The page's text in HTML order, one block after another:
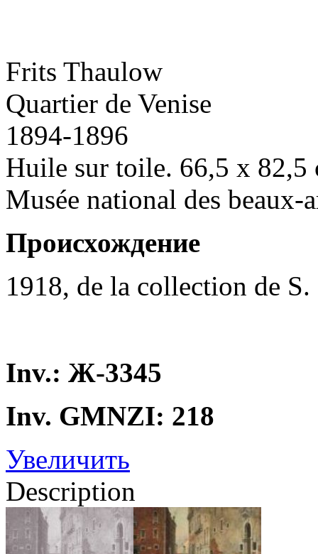
Frits Thaulow
Quartier de Venise
1894-1896
Huile sur toile. 66,5 x 82,5
Musée national des beaux-
Происхождение
1918, de la collection de
Inv.: Ж-3345
Inv. GMNZI: 218
Увеличить
Description